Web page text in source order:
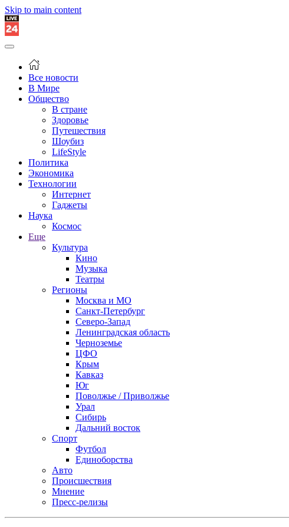
Skip to main content
Все новости
В Мире
Общество
В стране
Здоровье
Путешествия
Шоубиз
LifeStyle
Политика
Экономика
Технологии
Интернет
Гаджеты
Наука
Космос
Еще
Культура
Кино
Музыка
Театры
Регионы
Москва и МО
Санкт-Петербург
Северо-Запад
Ленинградская область
Черноземье
ЦФО
Крым
Кавказ
Юг
Поволжье / Приволжье
Урал
Сибирь
Дальний восток
Спорт
Футбол
Единоборства
Авто
Происшествия
Мнение
Пресс-релизы